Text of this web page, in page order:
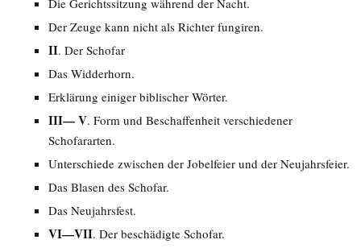
Die Gerichtssitzung während der Nacht.
Der Zeuge kann nicht als Richter fungiren.
II. Der Schofar
Das Widderhorn.
Erklärung einiger biblischer Wörter.
III— V. Form und Beschaffenheit verschiedener
Schofararten.
Unterschiede zwischen der Jobelfeier und der Neujahrsfeier.
Das Blasen des Schofar.
Das Neujahrsfest.
VI—VII. Der beschädigte Schofar.